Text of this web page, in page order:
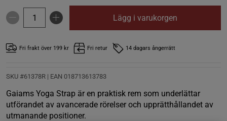
Lägg i varukorgen
Fri frakt över 199 kr Fri retur 14 dagars ångerrätt
SKU #61378R | EAN 018713613783
Gaiams Yoga Strap är en praktisk rem som underlättar
utförandet av avancerade rörelser och upprätthållandet av
utmanande positioner.